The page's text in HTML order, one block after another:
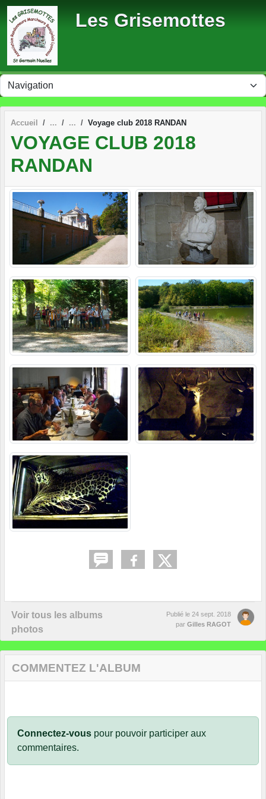
Les Grisemottes
Accueil Voyage club 2018 RANDAN
VOYAGE CLUB 2018
RANDAN
Voir tous les albums
photos
Publié le 24 sept. 2018
par Gilles RAGOT
COMMENTEZ L'ALBUM
Connectez-vous pour pouvoir participer aux
commentaires.
Panneau de gestion des cookies